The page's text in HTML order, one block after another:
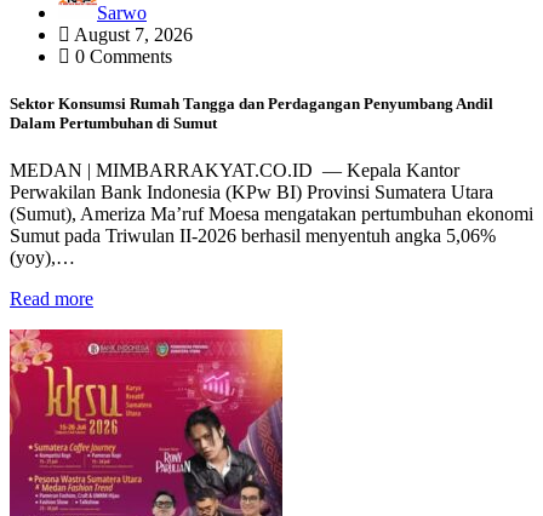
Sarwo
August 7, 2026
0 Comments
Sektor Konsumsi Rumah Tangga dan Perdagangan Penyumbang Andil
Dalam Pertumbuhan di Sumut ‎
MEDAN | MIMBARRAKYAT.CO.ID — ‎Kepala Kantor
Perwakilan Bank Indonesia (KPw BI) Provinsi Sumatera Utara
(Sumut), Ameriza Ma’ruf Moesa mengatakan pertumbuhan ekonomi
Sumut pada Triwulan II-2026 berhasil menyentuh angka 5,06%
(yoy),…
Read more